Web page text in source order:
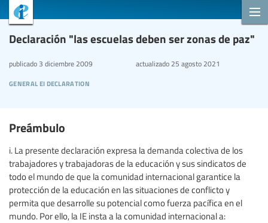
Declaración "las escuelas deben ser zonas de paz"
general ei declaration
publicado 3 diciembre 2009 actualizado25 agosto 2021
Preámbulo
i. La presente declaración expresa la demanda colectiva de los
trabajadores y trabajadoras de la educación y sus sindicatos de
todo el mundo de que la comunidad internacional garantice la
protección de la educación en las situaciones de conflicto y
permita que desarrolle su potencial como fuerza pacífica en el
mundo. Por ello, la IE insta a la comunidad internacional a: